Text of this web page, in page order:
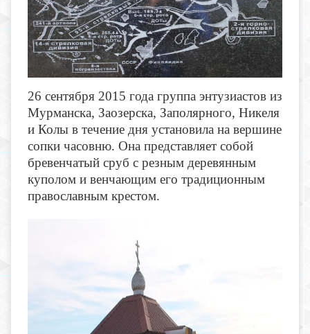
26 сентября 2015 года группа энтузиастов из
Мурманска, Заозерска, Заполярного, Никеля
и Колы в течение дня установила на вершине
сопки часовню. Она представляет собой
бревенчатый сруб с резным деревянным
куполом и венчающим его традиционным
православным крестом.